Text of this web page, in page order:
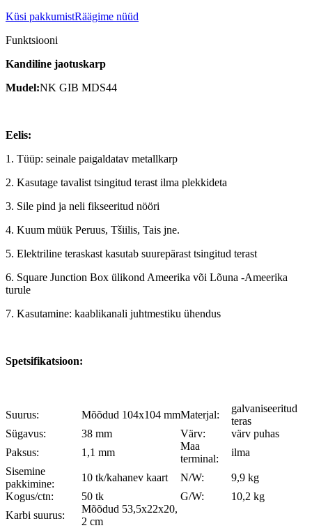
Küsi pakkumistRäägime nüüd
Funktsiooni
Kandiline jaotuskarp
Mudel:NK GIB MDS44
Eelis:
1. Tüüp: seinale paigaldatav metallkarp
2. Kasutage tavalist tsingitud terast ilma plekkideta
3. Sile pind ja neli fikseeritud nööri
4. Kuum müük Peruus, Tšiilis, Tais jne.
5. Elektriline teraskast kasutab suurepärast tsingitud terast
6. Square Junction Box ülikond Ameerika või Lõuna -Ameerika
turule
7. Kasutamine: kaablikanali juhtmestiku ühendus
Spetsifikatsioon:
Suurus: Mõõdud 104x104 mmMaterjal:
galvaniseeritud
teras
Sügavus:
38 mm Värv:
värv puhas
Paksus:
1,1 mm
Maa
terminal:
ilma
Sisemine
pakkimine:
10 tk/kahanev kaart N/W:
9,9 kg
Kogus/ctn:
50 tk G/W:
10,2 kg
Karbi suurus:
Mõõdud 53,5x22x20,
2 cm